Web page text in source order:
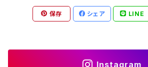
ティーバッグ10個入り
100g
屋久島煎茶
本山
抹茶ギフト
煎茶と干し柿ギフト
保存 シェア LINE
Instagram